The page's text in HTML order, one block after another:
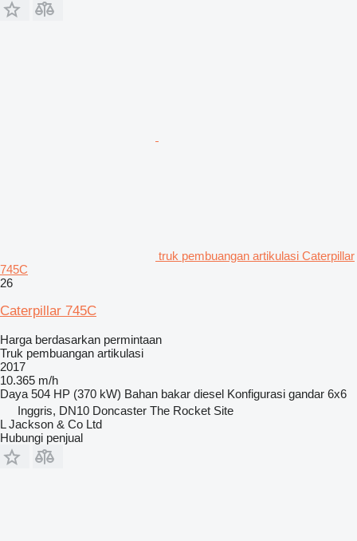
truk pembuangan artikulasi Caterpillar
745C
26
Caterpillar 745C
Harga berdasarkan permintaan
Truk pembuangan artikulasi
2017
10.365 m/h
Daya 504 HP (370 kW) Bahan bakar diesel Konfigurasi gandar 6x6
Inggris, DN10 Doncaster The Rocket Site
L Jackson & Co Ltd
Hubungi penjual